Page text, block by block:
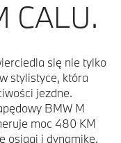
CALU.
się nie tylko
stylistyce, która
jezdne.
BMW M
moc 480 KM
osiągi i dynamikę.